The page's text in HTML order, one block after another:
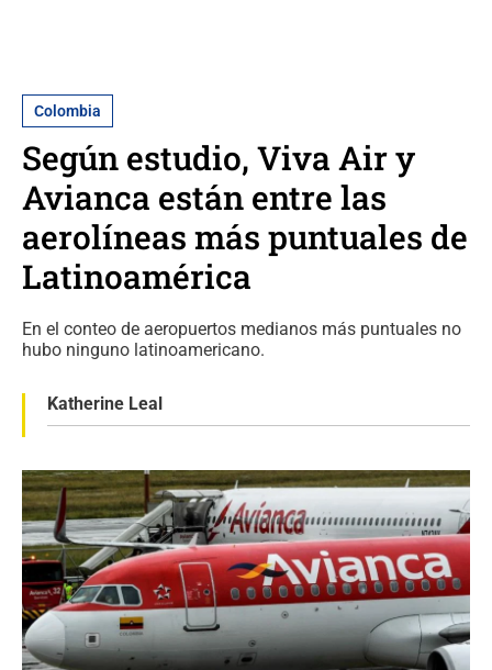
Colombia
Según estudio, Viva Air y
Avianca están entre las
aerolíneas más puntuales de
Latinoamérica
En el conteo de aeropuertos medianos más puntuales no
hubo ninguno latinoamericano.
Katherine Leal